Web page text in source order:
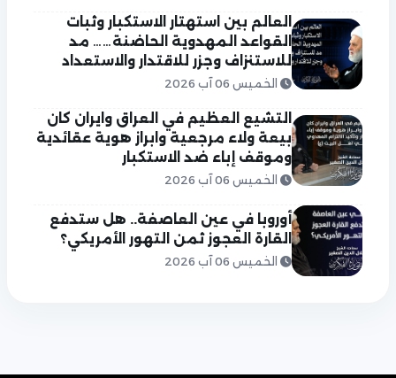
العالم بين استهتار الاستكبار وثبات
القواعد المهدوية الحاضنة…… مد
للاستنزاف وجزر للاقتدار والاستعداد
الخميس 06 آب 2026
التشيع العظيم في العراق وايران كان
بيعة ولاء مرجعية وابراز هوية عقائدية
وموقف إباء ضد الاستكبار
الخميس 06 آب 2026
أوروبا في عين العاصفة.. هل ستدفع
القارة العجوز ثمن التهور الأمريكي؟
الخميس 06 آب 2026